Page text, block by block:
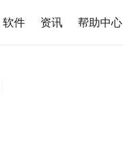
软件 资讯 帮助中心